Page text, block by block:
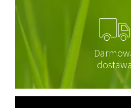
dostawa